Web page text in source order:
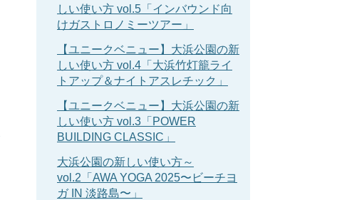
しい使い方 vol.5「インバウンド向
けガストロノミーツアー」
【ユニークベニュー】大浜公園の新
しい使い方 vol.4「大浜竹灯籠ライ
トアップ＆ナイトアスレチック」
【ユニークベニュー】大浜公園の新
しい使い方 vol.3「POWER
BUILDING CLASSIC」
大浜公園の新しい使い方～
vol.2「AWA YOGA 2025〜ビーチヨ
ガ IN 淡路島〜」